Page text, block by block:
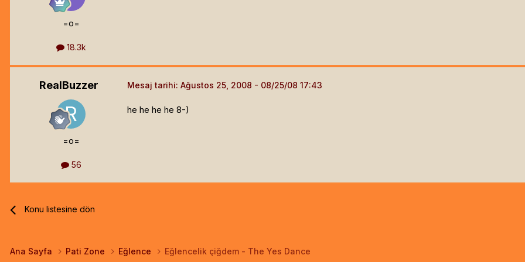
=o=
18.3k
RealBuzzer
=o=
56
Mesaj tarihi: Ağustos 25, 2008
he he he he 8-)
Konu listesine dön
Ana Sayfa Pati Zone Eğlence Eğlencelik çiğdem - The Yes Dance